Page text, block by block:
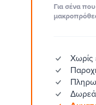
Για σένα
Χωρίς